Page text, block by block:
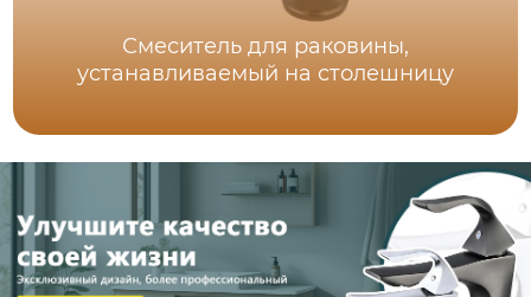
Смеситель для раковины,
устанавливаемый на столешницу